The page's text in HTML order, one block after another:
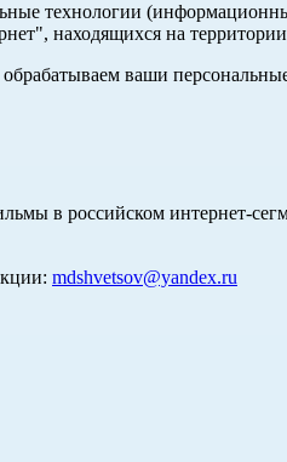
технологии
находящихся на
ваши
в российском интернет-
mdshvetsov@yandex.ru